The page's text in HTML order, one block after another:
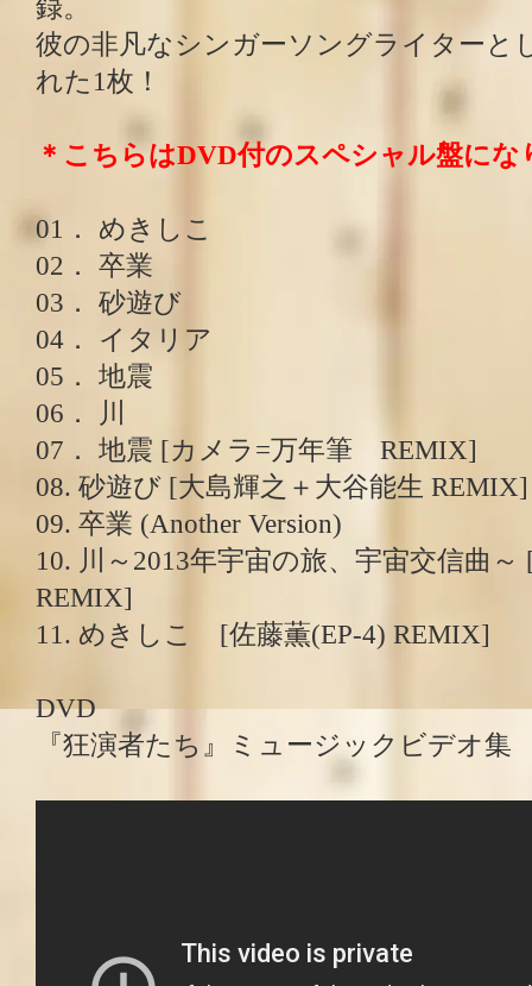
録。
彼の非凡なシンガーソングライターと
れた1枚！
＊こちらはDVD付のスペシャル盤にな
01． めきしこ
02． 卒業
03． 砂遊び
04． イタリア
05． 地震
06． 川
07． 地震 [カメラ=万年筆 REMIX]
08. 砂遊び [大島輝之＋大谷能生 REMIX]
09. 卒業 (Another Version)
10. 川～2013年宇宙の旅、宇宙交信曲
REMIX]
11. めきしこ [佐藤薫(EP-4) REMIX]
DVD
『狂演者たち』ミュージックビデオ集